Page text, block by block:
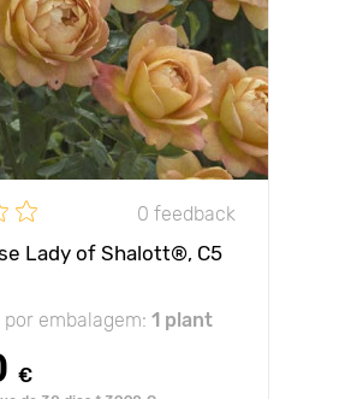
0 feedback
Lady of Shalott®, C5
embalagem: 1 plant
€